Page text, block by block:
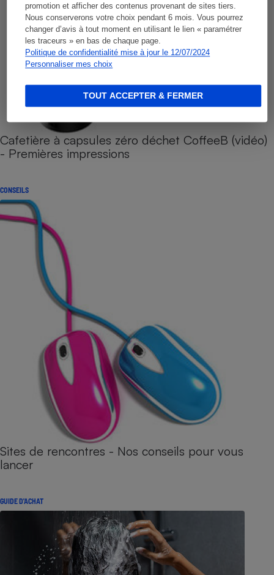
promotion et afficher des contenus provenant de sites tiers.
Nous conserverons votre choix pendant 6 mois. Vous pourrez
changer d’avis à tout moment en utilisant le lien « paramétrer
les traceurs » en bas de chaque page.
Politique de confidentialité mise à jour le 12/07/2024
Personnaliser mes choix
TOUT ACCEPTER & FERMER
Cafetière à capsules zéro déchet CoffeeB (vidéo)
- Premières impressions
CONSEILS
Sites de rencontres - Nos conseils pour vous
lancer
GUIDE D'ACHAT